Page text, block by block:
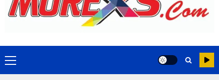
Primary
Menu